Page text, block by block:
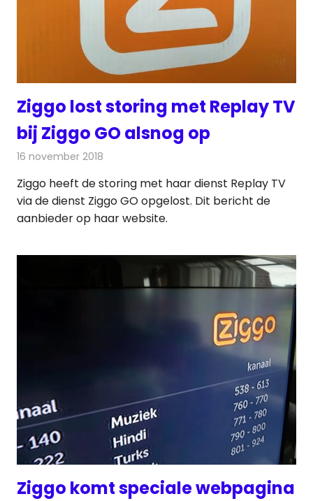
Ziggo lost storing met Replay TV
bij Ziggo GO alsnog op
16 november 2018
Ziggo heeft de storing met haar dienst Replay TV
via de dienst Ziggo GO opgelost. Dit bericht de
aanbieder op haar website.
Ziggo komt speciale webpagina